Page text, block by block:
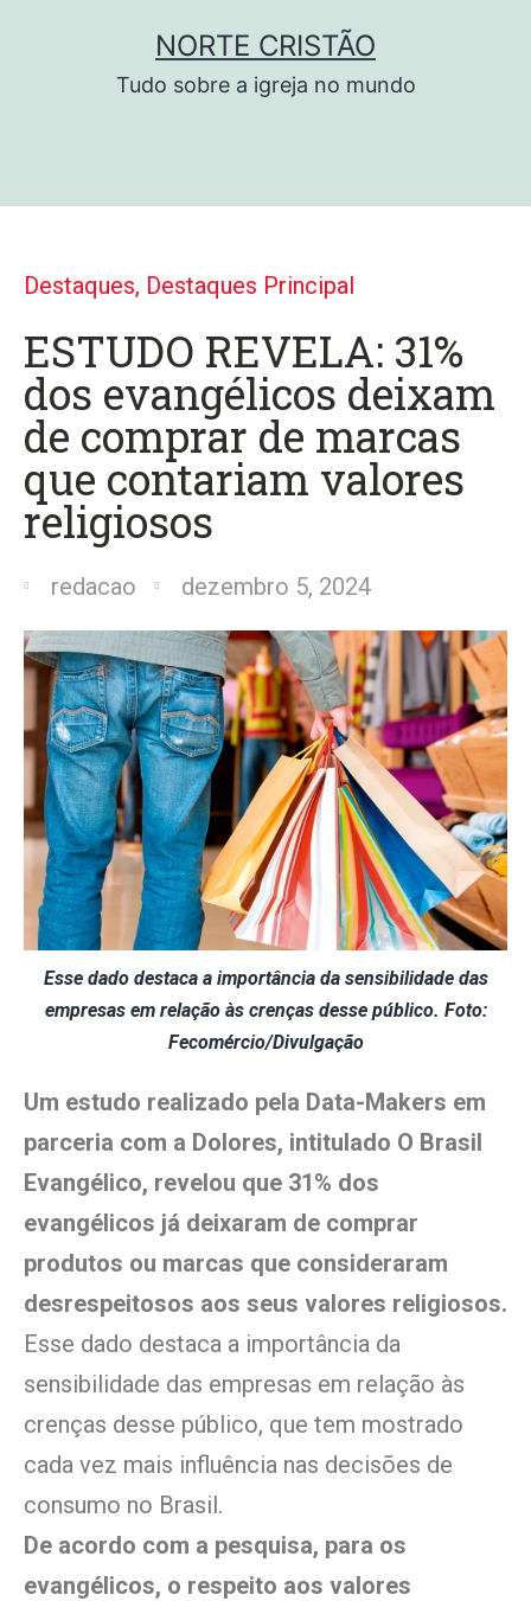
NORTE CRISTÃO
Tudo sobre a igreja no mundo
Destaques, Destaques Principal
ESTUDO REVELA: 31%
dos evangélicos deixam
de comprar de marcas
que contariam valores
religiosos
redacao dezembro 5, 2024
Esse dado destaca a importância da sensibilidade das
empresas em relação às crenças desse público. Foto:
Fecomércio/Divulgação
Um estudo realizado pela Data-Makers em
parceria com a Dolores, intitulado O Brasil
Evangélico, revelou que 31% dos
evangélicos já deixaram de comprar
produtos ou marcas que consideraram
desrespeitosos aos seus valores religiosos.
Esse dado destaca a importância da
sensibilidade das empresas em relação às
crenças desse público, que tem mostrado
cada vez mais influência nas decisões de
consumo no Brasil.
De acordo com a pesquisa, para os
evangélicos, o respeito aos valores